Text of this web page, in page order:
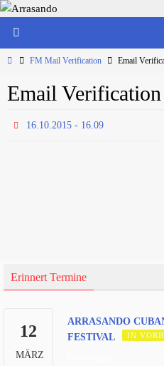
Zum
StartFM Mail Verification Email
Email Verification
16.10.2015 - 16.09
Erinnert Termine
12
MÄRZ
ARRASANDO
FESTIVAL
IN